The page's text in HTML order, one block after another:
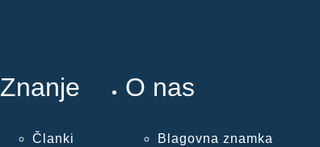
Znanje
Članki
O nas
Blagovna znamka